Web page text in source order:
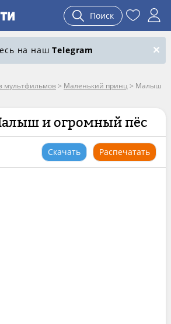
Поиск
на нашTelegram
мультфильмов> Маленький принц> Малыш
и огромный пёс
Скачать Распечатать